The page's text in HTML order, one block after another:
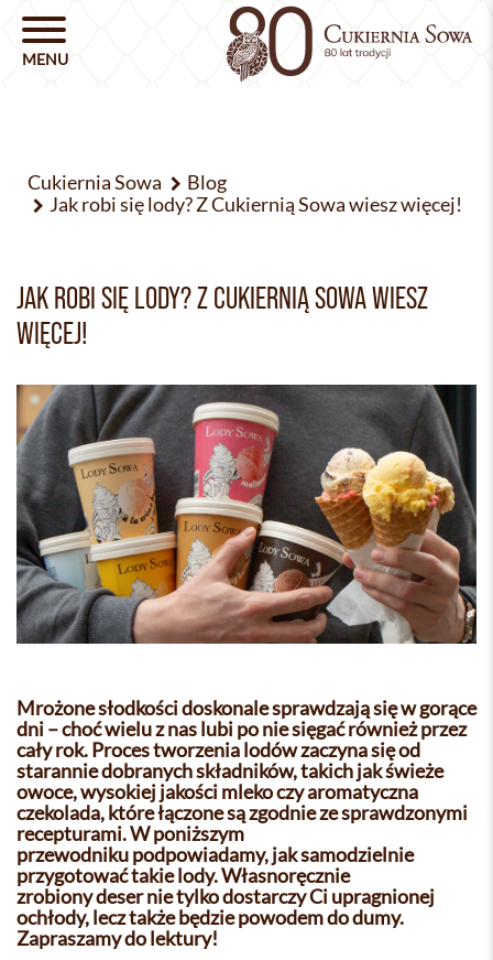
Cukiernia Sowa
Blog
Jak robi się lody? Z Cukiernią Sowa wiesz więcej!
JAK ROBI SIĘ LODY? Z CUKIERNIĄ SOWA WIESZ
WIĘCEJ!
Mrożone słodkości doskonale sprawdzają się w gorące
dni – choć wielu z nas lubi po nie sięgać również przez
cały rok. Proces tworzenia lodów zaczyna się od
starannie dobranych składników, takich jak świeże
owoce, wysokiej jakości mleko czy aromatyczna
czekolada, które łączone są zgodnie ze sprawdzonymi
recepturami. W poniższym
przewodniku podpowiadamy, jak samodzielnie
przygotować takie lody. Własnoręcznie
zrobiony deser nie tylko dostarczy Ci upragnionej
ochłody, lecz także będzie powodem do dumy.
Zapraszamy do lektury!